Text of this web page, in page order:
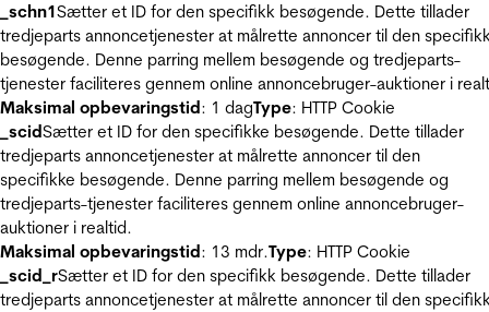
_schn1Sætter et ID for den specifikk besøgende. Dette tillader
tredjeparts annoncetjenester at målrette annoncer til den
besøgende. Denne parring mellem besøgende og tredjeparts-
tjenester faciliteres gennem online annoncebruger-auktioner i
Maksimal opbevaringstid: 1 dagType: HTTP Cookie
_scidSætter et ID for den specifikke besøgende. Dette tillader
tredjeparts annoncetjenester at målrette annoncer til den
specifikke besøgende. Denne parring mellem besøgende og
tredjeparts-tjenester faciliteres gennem online annoncebruger-
auktioner i realtid.
Maksimal opbevaringstid: 13 mdr.Type: HTTP Cookie
_scid_rSætter et ID for den specifikk besøgende. Dette tillader
tredjeparts annoncetjenester at målrette annoncer til den